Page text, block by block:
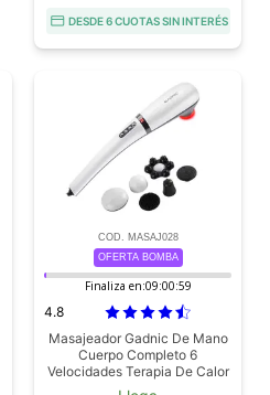
DESDE 6 CUOTAS SIN INTERÉS
COD. MASAJ028
OFERTA BOMBA
Finaliza en:09:00:58
4.8
Masajeador Gadnic De Mano
Cuerpo Completo 6
Velocidades Terapia De Calor